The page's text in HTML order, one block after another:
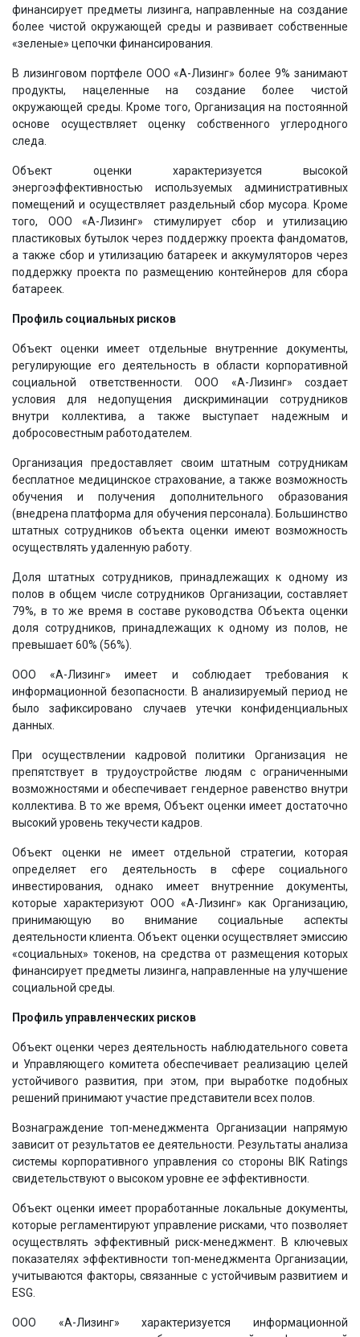
финансирует предметы лизинга, направленные на создание
более чистой окружающей среды и развивает собственные
«зеленые» цепочки финансирования.
В лизинговом портфеле ООО «А-Лизинг» более 9% занимают
продукты, нацеленные на создание более чистой
окружающей среды. Кроме того, Организация на постоянной
основе осуществляет оценку собственного углеродного
следа.
Объект оценки характеризуется высокой
энергоэффективностью используемых административных
помещений и осуществляет раздельный сбор мусора. Кроме
того, ООО «А-Лизинг» стимулирует сбор и утилизацию
пластиковых бутылок через поддержку проекта фандоматов,
а также сбор и утилизацию батареек и аккумуляторов через
поддержку проекта по размещению контейнеров для сбора
батареек.
Профиль социальных рисков
Объект оценки имеет отдельные внутренние документы,
регулирующие его деятельность в области корпоративной
социальной ответственности. ООО «А-Лизинг» создает
условия для недопущения дискриминации сотрудников
внутри коллектива, а также выступает надежным и
добросовестным работодателем.
Организация предоставляет своим штатным сотрудникам
бесплатное медицинское страхование, а также возможность
обучения и получения дополнительного образования
(внедрена платформа для обучения персонала). Большинство
штатных сотрудников объекта оценки имеют возможность
осуществлять удаленную работу.
Доля штатных сотрудников, принадлежащих к одному из
полов в общем числе сотрудников Организации, составляет
79%, в то же время в составе руководства Объекта оценки
доля сотрудников, принадлежащих к одному из полов, не
превышает 60% (56%).
ООО «А-Лизинг» имеет и соблюдает требования к
информационной безопасности. В анализируемый период не
было зафиксировано случаев утечки конфиденциальных
данных.
При осуществлении кадровой политики Организация не
препятствует в трудоустройстве людям с ограниченными
возможностями и обеспечивает гендерное равенство внутри
коллектива. В то же время, Объект оценки имеет достаточно
высокий уровень текучести кадров.
Объект оценки не имеет отдельной стратегии, которая
определяет его деятельность в сфере социального
инвестирования, однако имеет внутренние документы,
которые характеризуют ООО «А-Лизинг» как Организацию,
принимающую во внимание социальные аспекты
деятельности клиента. Объект оценки осуществляет эмиссию
«социальных» токенов, на средства от размещения которых
финансирует предметы лизинга, направленные на улучшение
социальной среды.
Профиль управленческих рисков
Объект оценки через деятельность наблюдательного совета
и Управляющего комитета обеспечивает реализацию целей
устойчивого развития, при этом, при выработке подобных
решений принимают участие представители всех полов.
Вознаграждение топ-менеджмента Организации напрямую
зависит от результатов ее деятельности. Результаты анализа
системы корпоративного управления со стороны BIK Ratings
свидетельствуют о высоком уровне ее эффективности.
Объект оценки имеет проработанные локальные документы,
которые регламентируют управление рисками, что позволяет
осуществлять эффективный риск-менеджмент. В ключевых
показателях эффективности топ-менеджмента Организации,
учитываются факторы, связанные с устойчивым развитием и
ESG.
ООО «А-Лизинг» характеризуется информационной